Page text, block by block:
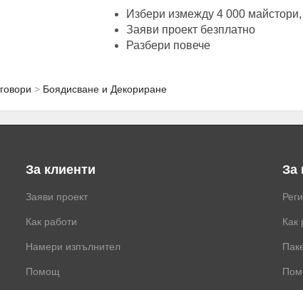
Избери измежду 4 000
Заяви проект безплатно
Разбери повече
Боядисване и Декориране
За клиенти
Заяви проект
Как работи
Намери изпълнител
Помощ
За
Как